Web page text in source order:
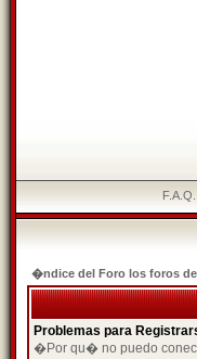
F.A.Q.
�ndice del Foro los foros
Problemas para
�Por qu� no puedo